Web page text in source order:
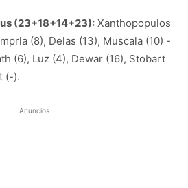
(23+18+14+23): Xanthopopulos
(8), Delas (13), Muscala (10) -
(6), Luz (4), Dewar (16), Stobart
(-).
Anuncios